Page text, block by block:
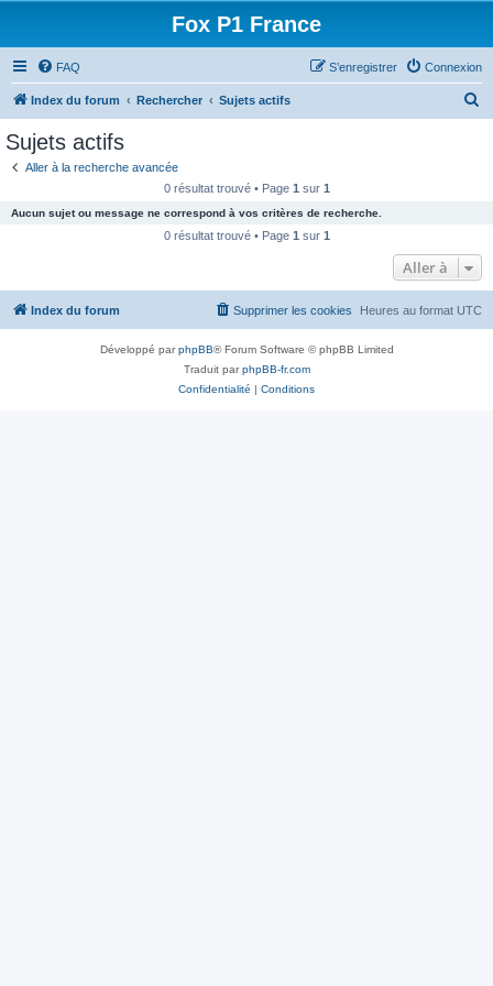
Fox P1 France
FAQ Connexion
S’enregistrer
Index du forum Rechercher Sujets actifs
c
e
Sujets actifs
Aller à la recherche avancée
0 résultat trouvé • Page 1 sur 1
Aucun sujet ou message ne correspond à vos critères de recherche.
0 résultat trouvé • Page 1 sur 1
Aller à
Index du forum Heures au format UTC
Supprimer les cookies
Développé parphpBB® Forum Software © phpBB Limited
Traduit parphpBB-fr.com
Confidentialité | Conditions